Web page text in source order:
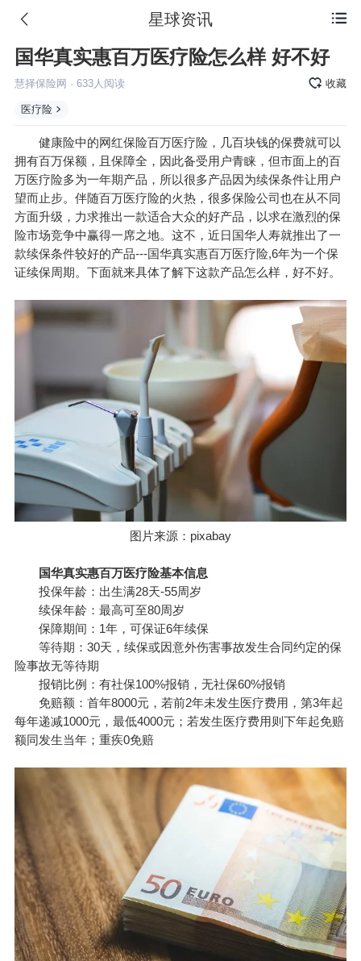
 星球资讯
国华真实惠百万医疗险怎么样 好不好
慧择保险网 · 633人阅读 收藏
医疗险
健康险中的网红保险百万医疗险，几百块钱的保费就可以
拥有百万保额，且保障全，因此备受用户青睐，但市面上的百
万医疗险多为一年期产品，所以很多产品因为续保条件让用户
望而止步。伴随百万医疗险的火热，很多保险公司也在从不同
方面升级，力求推出一款适合大众的好产品，以求在激烈的保
险市场竞争中赢得一席之地。这不，近日国华人寿就推出了一
款续保条件较好的产品---国华真实惠百万医疗险,6年为一个保
证续保周期。下面就来具体了解下这款产品怎么样，好不好。
图片来源：pixabay
国华真实惠百万医疗险基本信息
投保年龄：出生满28天-55周岁
续保年龄：最高可至80周岁
保障期间：1年，可保证6年续保
等待期：30天，续保或因意外伤害事故发生合同约定的保
险事故无等待期
报销比例：有社保100%报销，无社保60%报销
免赔额：首年8000元，若前2年未发生医疗费用，第3年起
每年递减1000元，最低4000元；若发生医疗费用则下年起免赔
额同发生当年；重疾0免赔